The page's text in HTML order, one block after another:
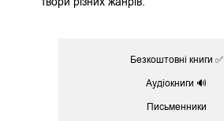
Безкоштовні книги ✅
Аудіокниги 🔊
Письменники